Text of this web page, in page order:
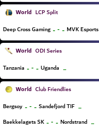
World LCP Split
Deep Cross Gaming .. - .. MVK Esports
World ODI Series
Tanzania .. - .. Uganda ...
World Club Friendlies
Bergsoy .. - .. Sandefjord TIF ...
Baekkelagets SK .. - .. Nordstrand ...